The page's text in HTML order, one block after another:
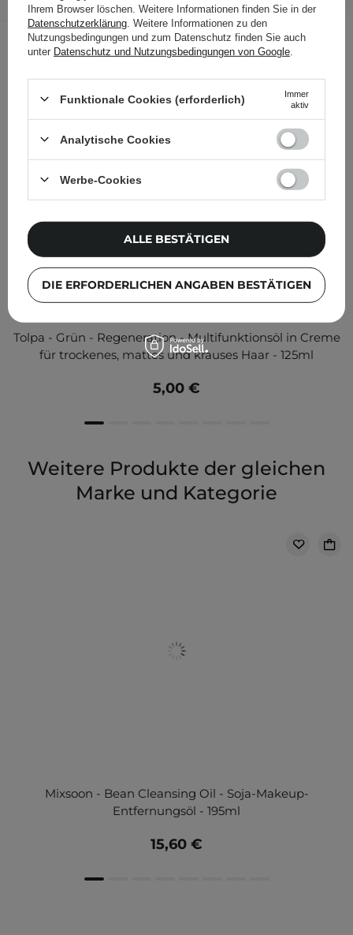
Folgende Produkte wurden von
anderen Kunden geprüft
Tolpa - Grün - Regeneration - Multifunktionsöl in Creme
für trockenes, mattes und krauses Haar - 125ml
5,00 €
Weitere Produkte der gleichen
Marke und Kategorie
Mixsoon - Bean Cleansing Oil - Soja-Makeup-
Entfernungsöl - 195ml
15,60 €
Ihrem Browser löschen. Weitere Informationen finden Sie in der
Datenschutzerklärung . Weitere Informationen zu den
Nutzungsbedingungen und zum Datenschutz finden Sie auch
unter Datenschutz und Nutzungsbedingungen von Google
Funktionale Cookies (erforderlich)
Immer
aktiv
Analytische Cookies
Werbe-Cookies
DIE ERFORDERLICHEN ANGABEN BESTÄTIGEN
ALLE BESTÄTIGEN